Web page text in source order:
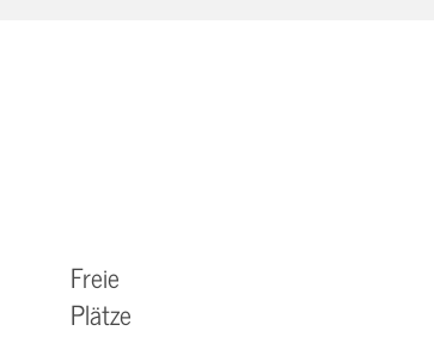
Freie
Plätze